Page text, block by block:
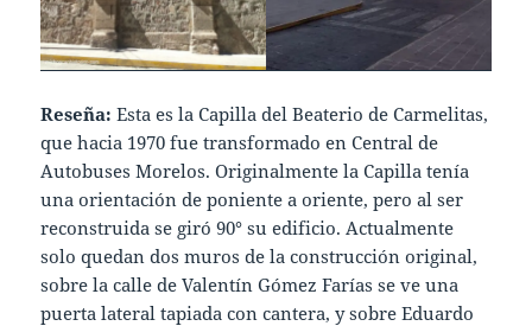
Reseña: Esta es la Capilla del Beaterio de Carmelitas,
que hacia 1970 fue transformado en Central de
Autobuses Morelos. Originalmente la Capilla tenía
una orientación de poniente a oriente, pero al ser
reconstruida se giró 90° su edificio. Actualmente
solo quedan dos muros de la construcción original,
sobre la calle de Valentín Gómez Farías se ve una
puerta lateral tapiada con cantera, y sobre Eduardo